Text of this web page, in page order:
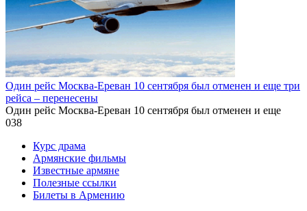
Один рейс Москва-Ереван 10 сентября был отменен и еще три
рейса – перенесены
Один рейс Москва-Ереван 10 сентября был отменен и еще
038
Курс драма
Армянские фильмы
Известные армяне
Полезные ссылки
Билеты в Армению